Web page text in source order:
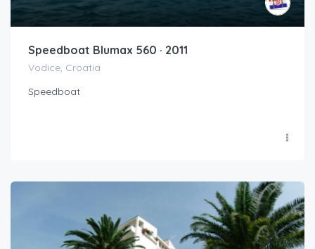
Speedboat Blumax 560 · 2011
Vodice, Croatia
Speedboat